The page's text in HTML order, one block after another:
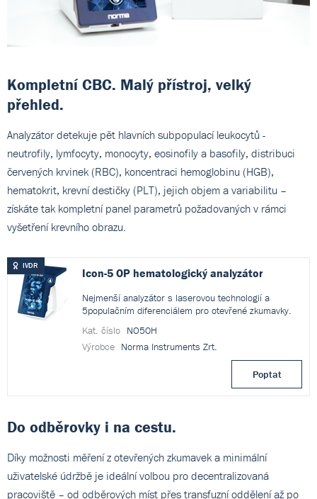
Kompletní CBC. Malý přístroj, velký
přehled.
Analyzátor detekuje pět hlavních subpopulací leukocytů -
neutrofily, lymfocyty, monocyty, eosinofily a basofily, distribuci
červených krvinek (RBC), koncentraci hemoglobinu (HGB),
hematokrit, krevní destičky (PLT), jejich objem a variabilitu –
získáte tak kompletní panel parametrů požadovaných v rámci
vyšetření krevního obrazu.
IVDR
Icon-5 OP hematologický analyzátor
Nejmenší analyzátor s laserovou technologií a
5populačním diferenciálem pro otevřené zkumavky.
Kat. číslo NO50H
Výrobce Norma Instruments Zrt.
Poptat
Do odběrovky i na cestu.
Díky možnosti měření z otevřených zkumavek a minimální
uživatelské údržbě je ideální volbou pro decentralizovaná
pracoviště – od odběrových míst přes transfuzní oddělení až po